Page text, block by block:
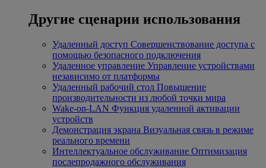
Другие сценарии использования
Удаленный доступ Совершенствование доступа с
помощью безопасного подключения
Удаленное управление Управление устройствами
независимо от платформы
Удаленный рабочий стол Повышение
производительности из любой точки мира
Wake-on-LAN Функция удаленной активации
устройств
Демонстрация экрана Визуальная связь в режиме
реального времени
Интеллектуальное обслуживание Оптимизация
послепродажного обслуживания